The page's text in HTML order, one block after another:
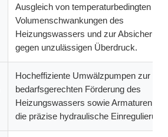
Ausgleich von temperaturbedingten
Volumenschwankungen des
Heizungswassers und zur Absicherung
gegen unzulässigen Überdruck.
Hocheffiziente Umwälzpumpen zur
bedarfsgerechten Förderung des
Heizungswassers sowie Armaturen für
die präzise hydraulische Einregulierung.